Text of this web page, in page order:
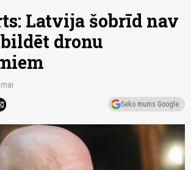
Latvija šobrīd nav
dronu
Seko mums Google